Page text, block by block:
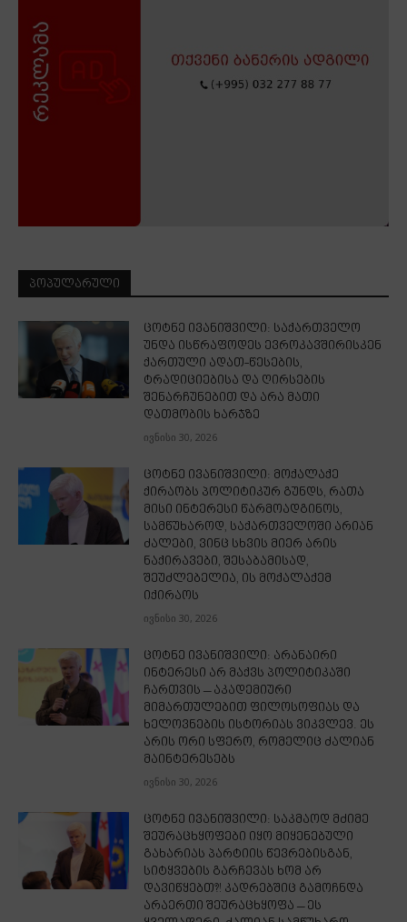
ᲞᲝᲞᲣᲚᲐᲠᲣᲚᲘ
ცოტნე ივანიშვილი: საქართველო
უნდა ისწრაფოდეს ევროკავშირისკენ
ქართული ადათ-წესების,
ტრადიციებისა და ღირსების
შენარჩუნებით და არა მათი
დათმობის ხარჯზე
ივნისი 30, 2026
ცოტნე ივანიშვილი: მოქალაქე
ქირაობს პოლიტიკურ გუნდს, რათა
მისი ინტერესი წარმოადგინოს,
სამწუხაროდ, საქართველოში არიან
ძალები, ვინც სხვის მიერ არის
ნაქირავები, შესაბამისად,
შეუძლებელია, ის მოქალაქემ
იქირაოს
ივნისი 30, 2026
ცოტნე ივანიშვილი: არანაირი
ინტერესი არ მაქვს პოლიტიკაში
ჩართვის – აკადემიური
მიმართულებით ფილოსოფიას და
ხელოვნების ისტორიას ვიკვლევ. ეს
არის ორი სფერო, რომელიც ძალიან
მაინტერესებს
ივნისი 30, 2026
ცოტნე ივანიშვილი: საკმაოდ მძიმე
შეურაცხყოფები იყო მიყენებული
გახარიას პარტიის წევრებისგან,
სიტყვების გარჩევას ხომ არ
დავიწყებთ?! კადრებშიც გამოჩნდა
არაერთი შეურაცხყოფა – ეს